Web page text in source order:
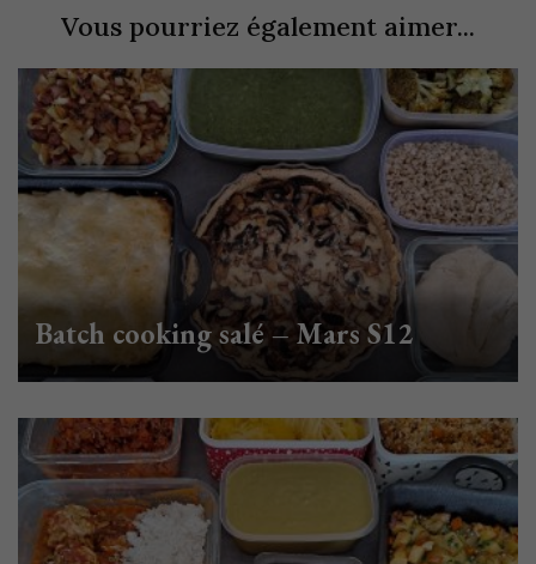
Vous pourriez également aimer...
Batch cooking salé – Mars S12